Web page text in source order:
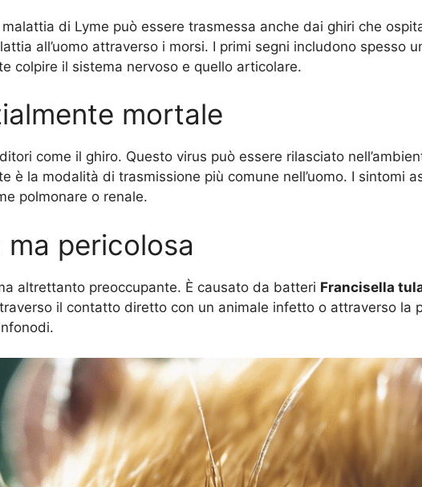
di Lyme può essere trasmessa anche dai ghiri che
all’uomo attraverso i morsi. I primi segni includono spesso
colpire il sistema nervoso e quello articolare.
mortale
come il ghiro. Questo virus può essere rilasciato
è la modalità di trasmissione più comune nell’uomo. I sintomi
polmonare o renale.
ma pericolosa
altrettanto preoccupante. È causato da batteri Francisella
il contatto diretto con un animale infetto o attraverso la